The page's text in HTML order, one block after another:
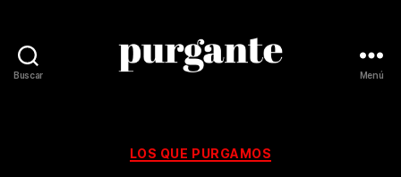
Buscar Menú
Categorías
LOS QUE PURGAMOS